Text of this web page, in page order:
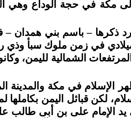
الى مكة في حجة الوداع وهي
ورد ذكرها – باسم بني همدان
في زمن ملوك سبأ وذي
الشمالية لليمن،
الإسلام في مكة والمدينة
لكن قبائل اليمن بكاملها
الإمام على بن أبى طالب